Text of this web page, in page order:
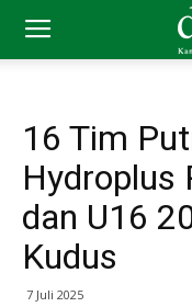
16 Tim
Hydroplus
dan U16
Kudus
7 Juli 2025